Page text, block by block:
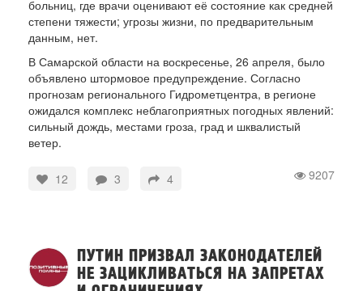
больниц, где врачи оценивают её состояние как средней
степени тяжести; угрозы жизни, по предварительным
данным, нет.
В Самарской области на воскресенье, 26 апреля, было
объявлено штормовое предупреждение. Согласно
прогнозам регионального Гидрометцентра, в регионе
ожидался комплекс неблагоприятных погодных явлений:
сильный дождь, местами гроза, град и шквалистый
ветер.
9207
12 3 4
ПУТИН ПРИЗВАЛ ЗАКОНОДАТЕЛЕЙ
НЕ ЗАЦИКЛИВАТЬСЯ НА ЗАПРЕТАХ